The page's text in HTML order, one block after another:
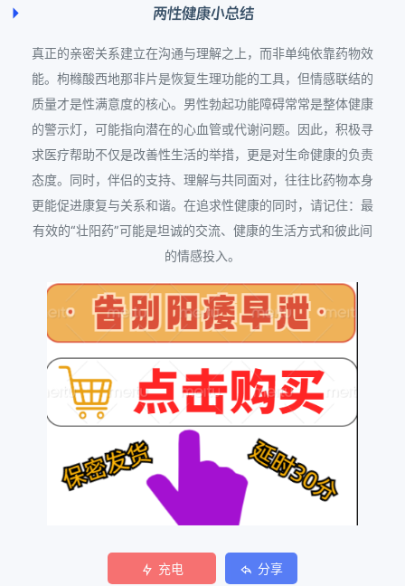
两性健康小总结
真正的亲密关系建立在沟通与理解之上，而非单纯依靠药物效
能。枸橼酸西地那非片是恢复生理功能的工具，但情感联结的
质量才是性满意度的核心。男性勃起功能障碍常常是整体健康
的警示灯，可能指向潜在的心血管或代谢问题。因此，积极寻
求医疗帮助不仅是改善性生活的举措，更是对生命健康的负责
态度。同时，伴侣的支持、理解与共同面对，往往比药物本身
更能促进康复与关系和谐。在追求性健康的同时，请记住：最
有效的“壮阳药”可能是坦诚的交流、健康的生活方式和彼此间
的情感投入。
充电 分享